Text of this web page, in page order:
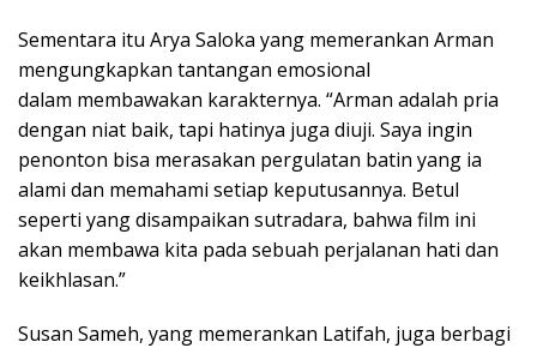
Sementara itu Arya Saloka yang memerankan Arman
mengungkapkan tantangan emosional
dalam membawakan karakternya. “Arman adalah pria
dengan niat baik, tapi hatinya juga diuji. Saya ingin
penonton bisa merasakan pergulatan batin yang ia
alami dan memahami setiap keputusannya. Betul
seperti yang disampaikan sutradara, bahwa film ini
akan membawa kita pada sebuah perjalanan hati dan
keikhlasan.”
Susan Sameh, yang memerankan Latifah, juga berbagi